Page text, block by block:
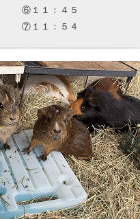
：４５
：５４